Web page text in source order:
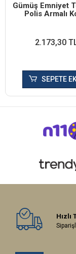
Gümüş Emniyet
Polis Armalı
2.173,30
SEPETE
Hızlı